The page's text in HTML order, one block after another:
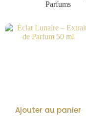
Parfums
Ajouter au panier